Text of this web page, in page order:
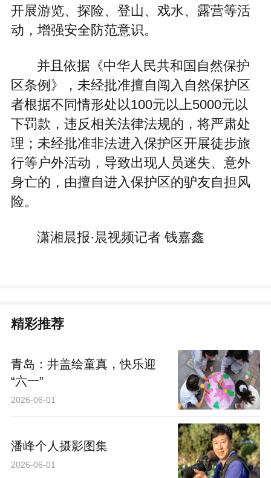
开展游览、探险、登山、戏水、露营等活
动，增强安全防范意识。
并且依据《中华人民共和国自然保护
区条例》，未经批准擅自闯入自然保护区
者根据不同情形处以100元以上5000元以
下罚款，违反相关法律法规的，将严肃处
理；未经批准非法进入保护区开展徒步旅
行等户外活动，导致出现人员迷失、意外
身亡的，由擅自进入保护区的驴友自担风
险。
潇湘晨报·晨视频记者 钱嘉鑫
精彩推荐
青岛：井盖绘童真，快乐迎
“六一”
2026-06-01
潘峰个人摄影图集
2026-06-01